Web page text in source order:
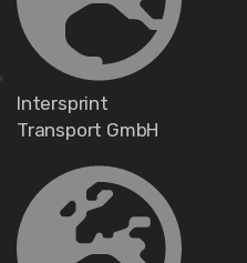
Intersprint
Transport GmbH